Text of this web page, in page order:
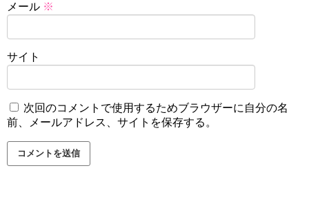
メール ※
サイト
次回のコメントで使用するためブラウザーに自分の名
前、メールアドレス、サイトを保存する。